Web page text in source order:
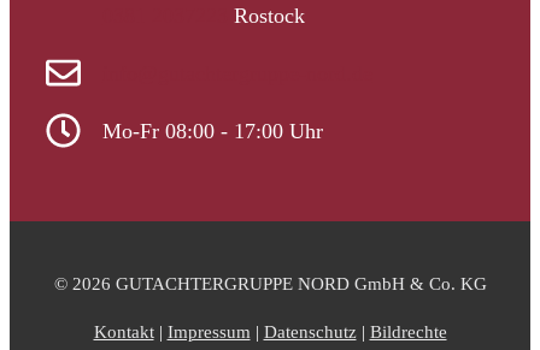
Rostock
Mo-Fr 08:00 - 17:00 Uhr
© 2026 GUTACHTERGRUPPE NORD GmbH & Co. KG
Kontakt| Impressum | Datenschutz| Bildrechte